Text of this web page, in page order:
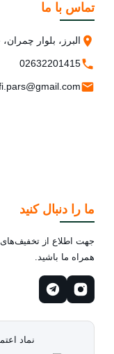
تماس با ما
البرز، بلوار
02632201415
ما را دنبال کنید
جهت اطلاع از
همراه ما باشید.
نماد